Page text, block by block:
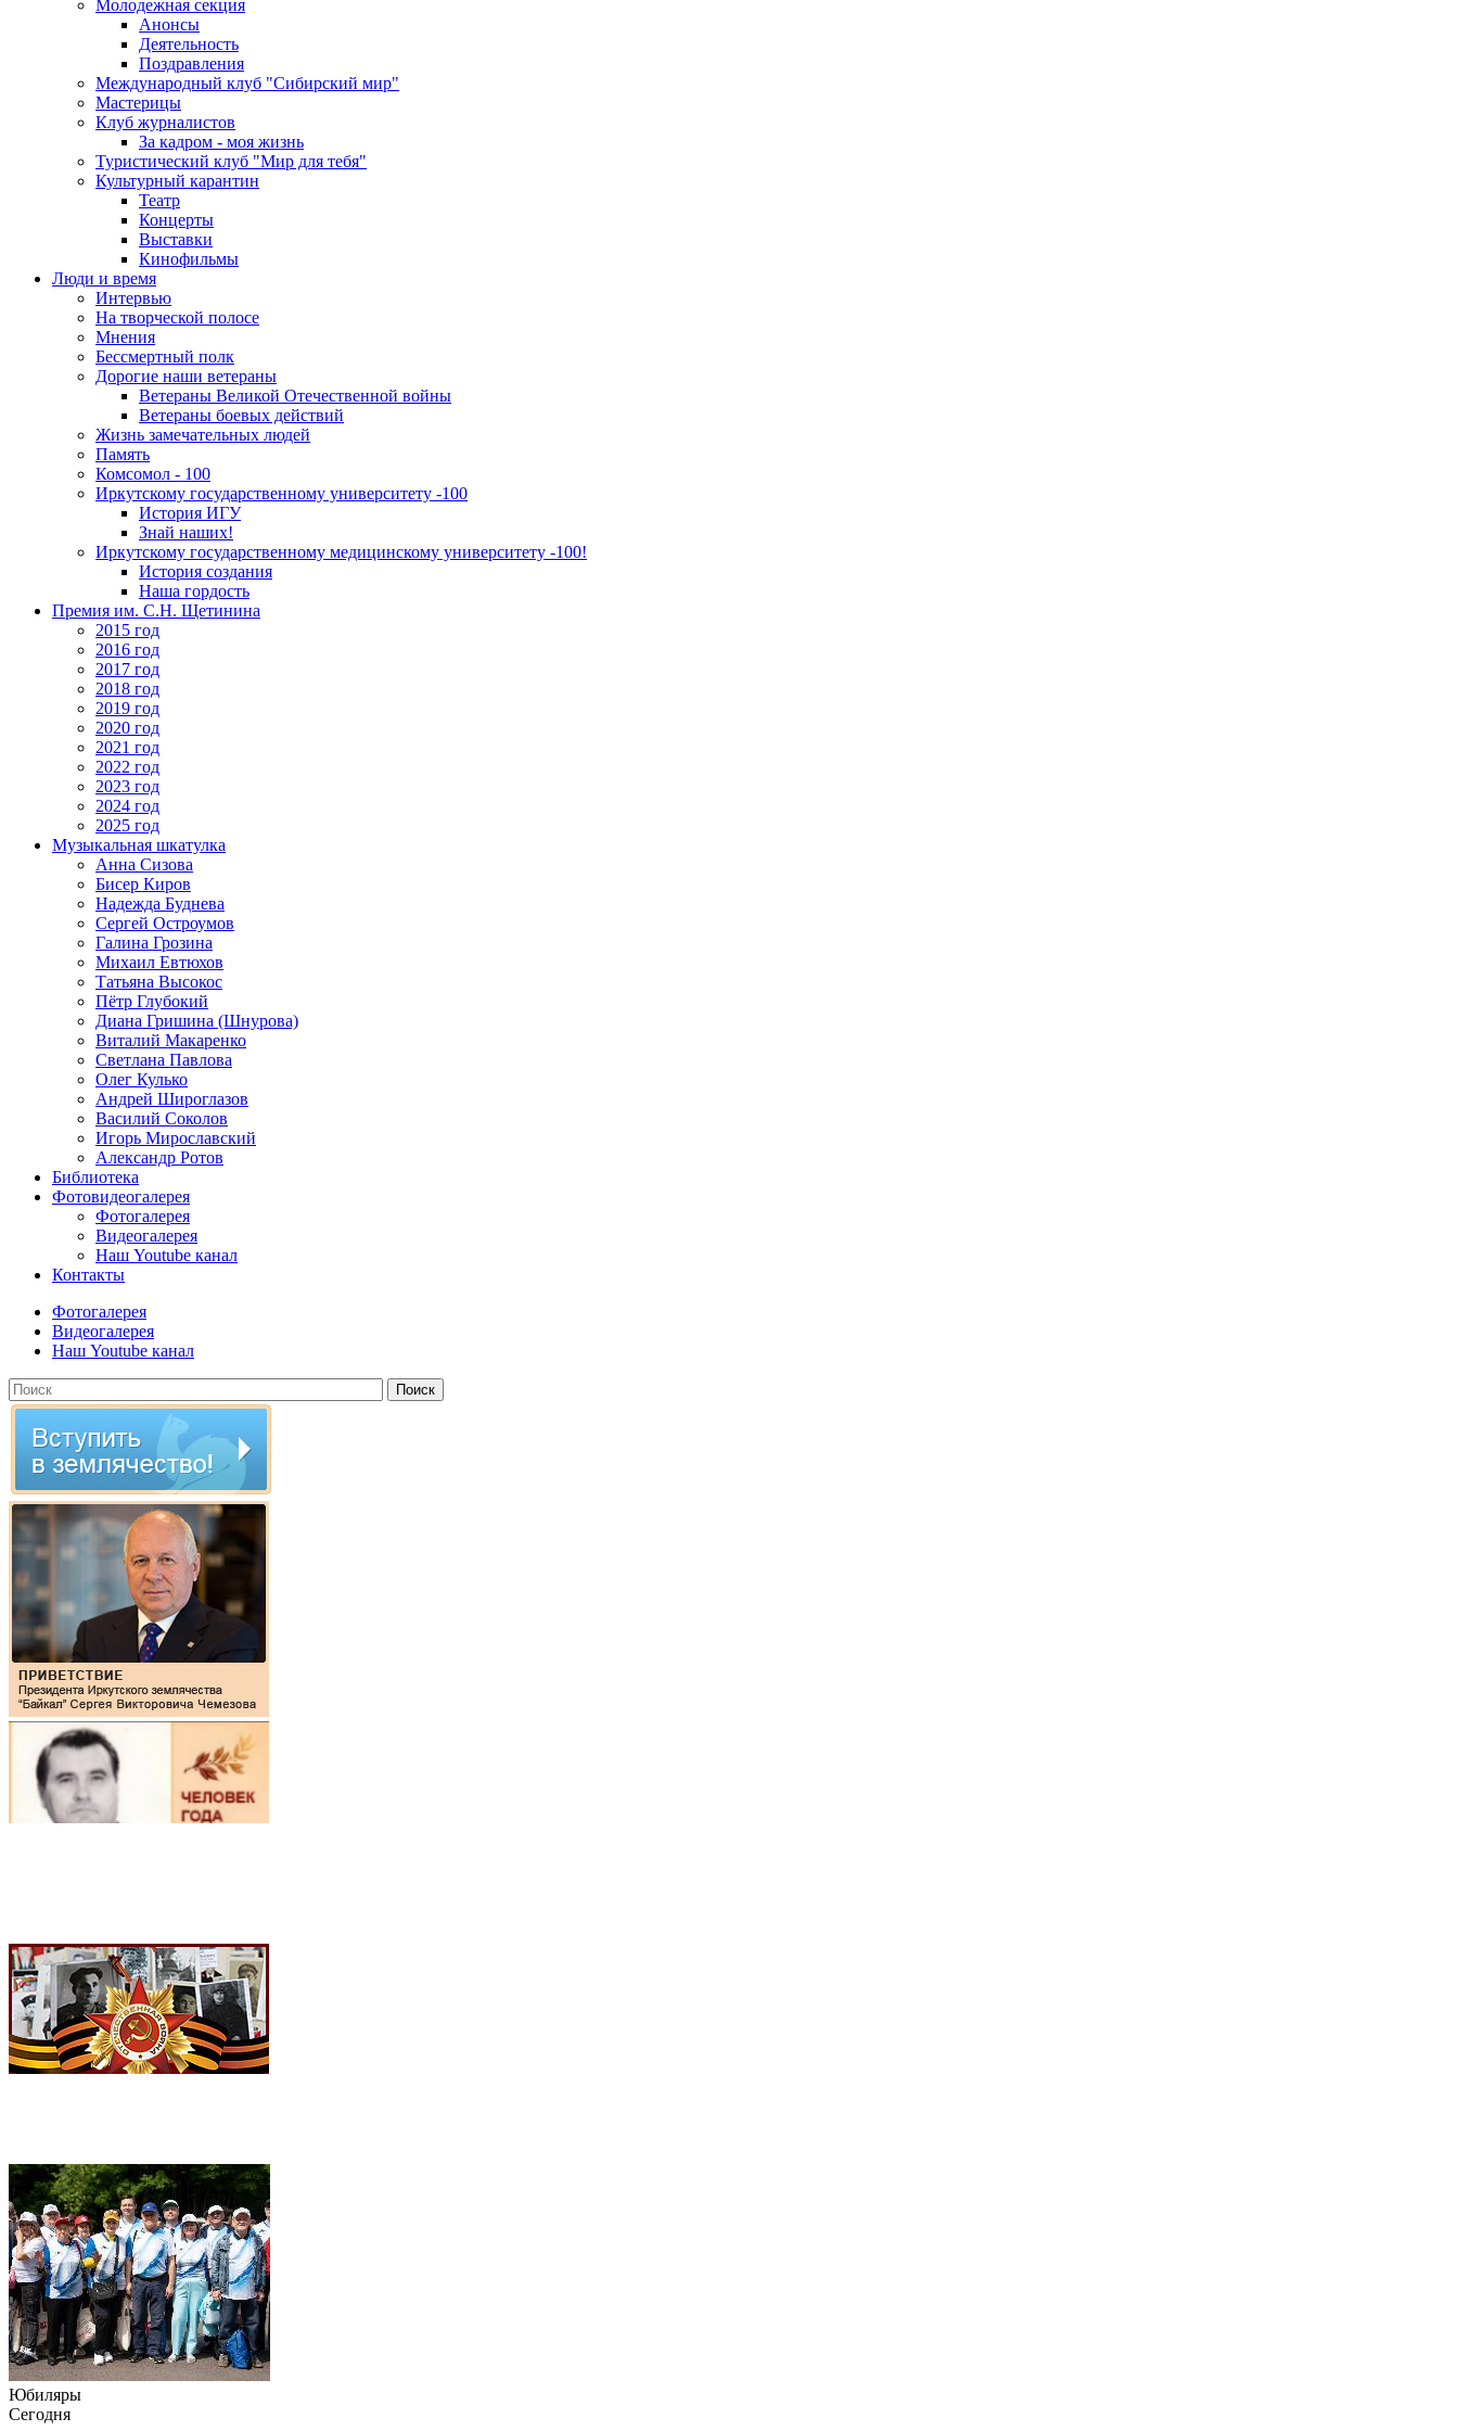
Молодежная секция
Анонсы
Деятельность
Поздравления
Международный клуб "Сибирский мир"
Мастерицы
Клуб журналистов
За кадром - моя жизнь
Туристический клуб "Мир для тебя"
Культурный карантин
Театр
Концерты
Выставки
Кинофильмы
Люди и время
Интервью
На творческой полосе
Мнения
Бессмертный полк
Дорогие наши ветераны
Ветераны Великой Отечественной войны
Ветераны боевых действий
Жизнь замечательных людей
Память
Комсомол - 100
Иркутскому государственному университету -100
История ИГУ
Знай наших!
Иркутскому государственному медицинскому университету -100!
История создания
Наша гордость
Премия им. С.Н. Щетинина
2015 год
2016 год
2017 год
2018 год
2019 год
2020 год
2021 год
2022 год
2023 год
2024 год
2025 год
Музыкальная шкатулка
Анна Сизова
Бисер Киров
Надежда Буднева
Сергей Остроумов
Галина Грозина
Михаил Евтюхов
Татьяна Высокос
Пётр Глубокий
Диана Гришина (Шнурова)
Виталий Макаренко
Светлана Павлова
Олег Кулько
Андрей Широглазов
Василий Соколов
Игорь Мирославский
Александр Ротов
Библиотека
Фотовидеогалерея
Фотогалерея
Видеогалерея
Наш Youtube канал
Контакты
Фотогалерея
Видеогалерея
Наш Youtube канал
Юбиляры
Сегодня